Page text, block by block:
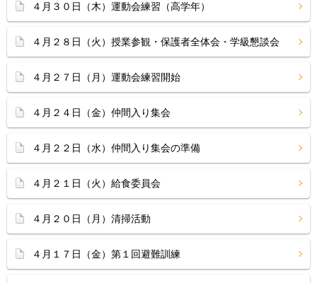
４月３０日（木）運動会練習（高学年）
４月２８日（火）授業参観・保護者全体会・学級懇談会
４月２７日（月）運動会練習開始
４月２４日（金）仲間入り集会
４月２２日（水）仲間入り集会の準備
４月２１日（火）給食委員会
４月２０日（月）清掃活動
４月１７日（金）第１回避難訓練